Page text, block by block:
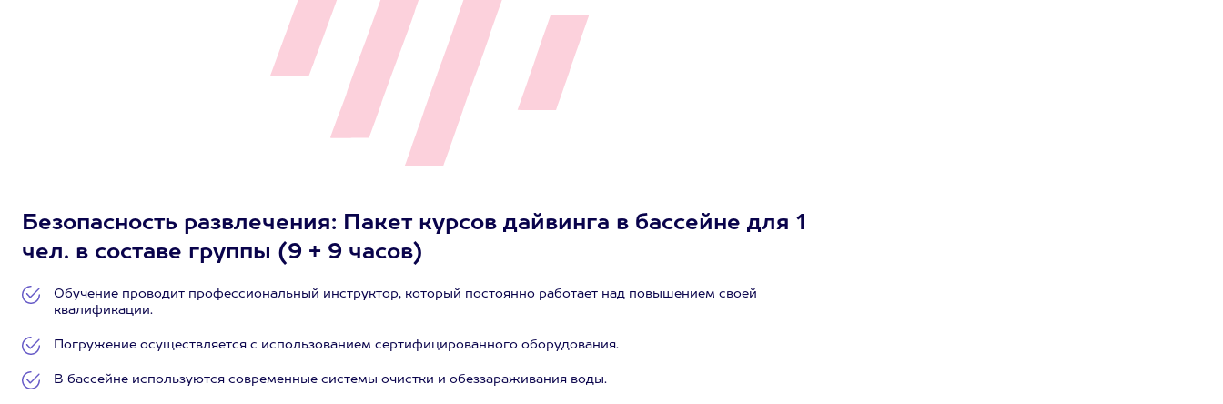
Безопасность развлечения: Пакет курсов дайвинга в бассейне для 1
чел. в составе группы (9 + 9 часов)
Обучение проводит профессиональный инструктор, который постоянно работает над повышением своей
квалификации.
Погружение осуществляется с использованием сертифицированного оборудования.
В бассейне используются современные системы очистки и обеззараживания воды.